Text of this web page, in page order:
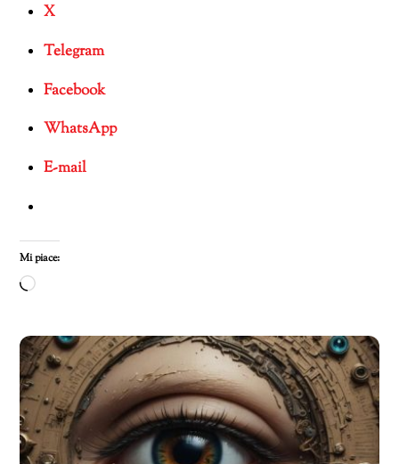
X
Telegram
Facebook
WhatsApp
E-mail
Mi piace:
Caricamento
corso…